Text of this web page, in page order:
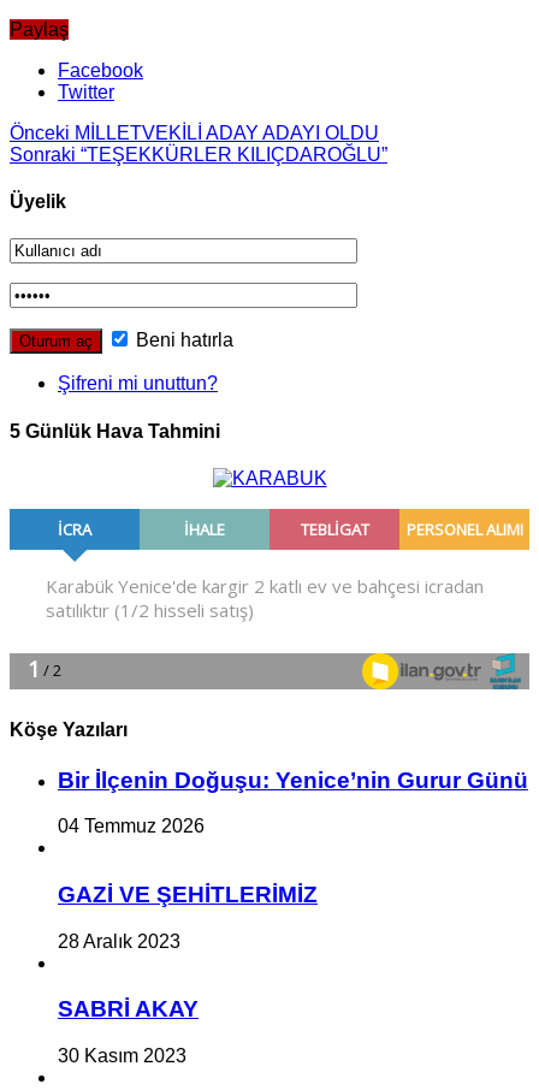
Paylaş
Facebook
Twitter
Önceki MİLLETVEKİLİ ADAY ADAYI OLDU
Sonraki “TE­ŞEK­KÜR­LER KI­LIÇ­DA­ROĞ­LU”
Üyelik
Beni hatırla
Şifreni mi unuttun?
5 Günlük Hava Tahmini
Köşe Yazıları
Bir İlçe­nin Do­ğu­şu: Ye­ni­ce’nin Gurur Günü
04 Temmuz 2026
GAZİ VE ŞEHİTLERİMİZ
28 Aralık 2023
SABRİ AKAY
30 Kasım 2023